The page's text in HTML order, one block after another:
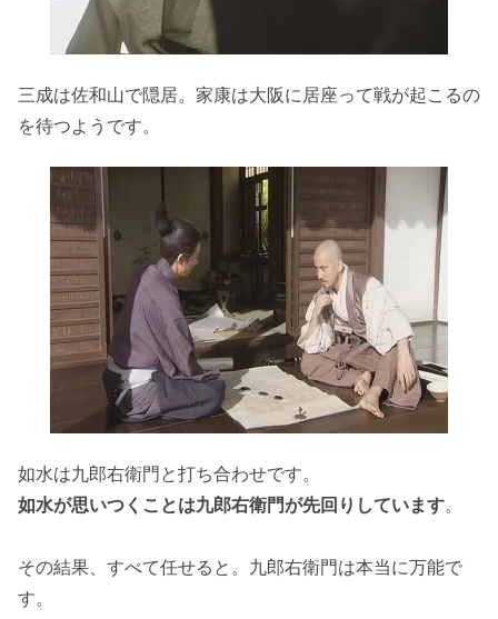
三成は佐和山で隠居。家康は大阪に居座って戦が起こるの
を待つようです。
如水は九郎右衛門と打ち合わせです。
如水が思いつくことは九郎右衛門が先回りしています。
その結果、すべて任せると。九郎右衛門は本当に万能で
す。